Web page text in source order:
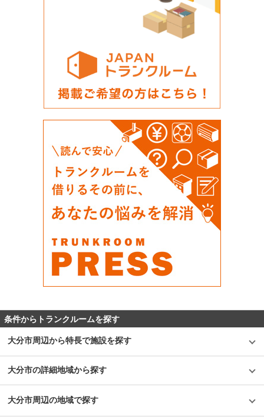
条件からトランクルームを探す
大分市周辺から特長で施設を探す
大分市の詳細地域から探す
大分市周辺の地域で探す